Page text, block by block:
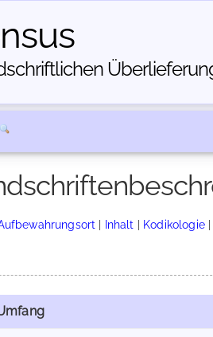
| Inhalt | Kodikologie|